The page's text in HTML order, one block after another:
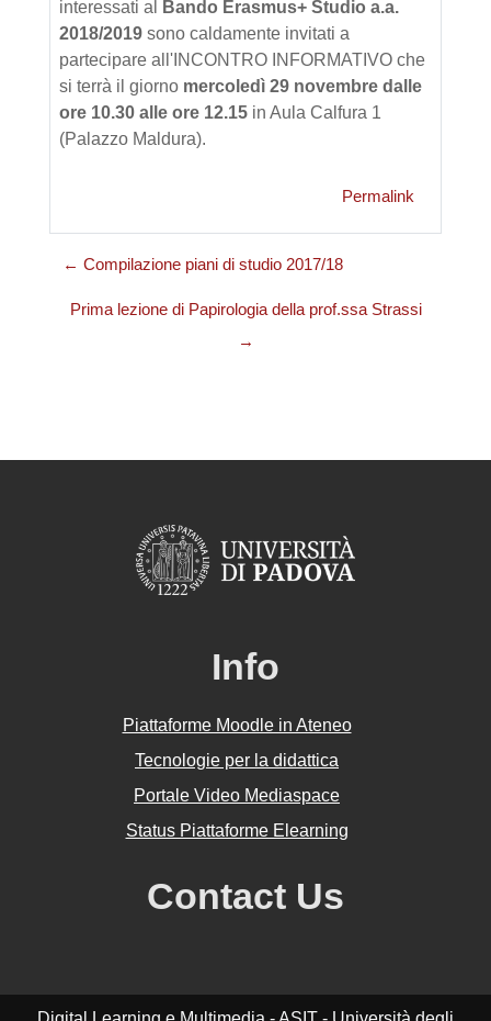
interessati al
Bando Erasmus+ Studio a.a.
2018/2019 sono caldamente invitati a
partecipare all'INCONTRO INFORMATIVO che
si terrà il giorno mercoledì 29 novembre dalle
ore 10.30 alle ore 12.15 in Aula Calfura 1
(Palazzo Maldura).
Permalink
← Compilazione piani di studio 2017/18
Prima lezione di Papirologia della prof.ssa Strassi
→
Info
Piattaforme Moodle in Ateneo
Tecnologie per la didattica
Portale Video Mediaspace
Status Piattaforme Elearning
Contact Us